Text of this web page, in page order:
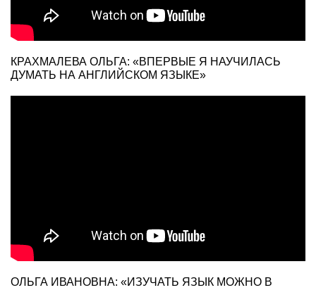
КРАХМАЛЕВА ОЛЬГА: «ВПЕРВЫЕ Я НАУЧИЛАСЬ
ДУМАТЬ НА АНГЛИЙСКОМ ЯЗЫКЕ»
ОЛЬГА ИВАНОВНА: «ИЗУЧАТЬ ЯЗЫК МОЖНО В